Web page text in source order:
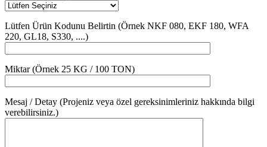
Lütfen Ürün Kodunu Belirtin (Örnek NKF 080, EKF 180, WFA
220, GL18, S330, ....)
Miktar (Örnek 25 KG / 100 TON)
Mesaj / Detay (Projeniz veya özel gereksinimleriniz hakkında bilgi
verebilirsiniz.)